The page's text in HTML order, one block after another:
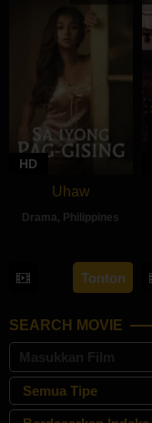
HD
Uhaw
Drama, Philippines
Aug
2024
Bonifacio
Tonton
SEARCH MOVIE